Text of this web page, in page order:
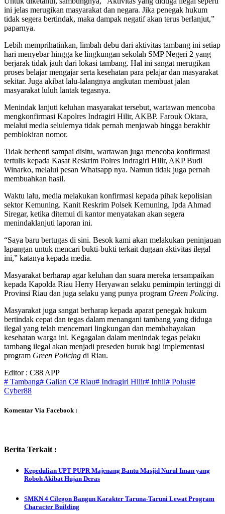
ini jelas merugikan masyarakat dan negara. Jika penegak hukum
tidak segera bertindak, maka dampak negatif akan terus berlanjut,”
paparnya.
Lebih memprihatinkan, limbah debu dari aktivitas tambang ini setiap
hari menyebar hingga ke lingkungan sekolah SMP Negeri 2 yang
berjarak tidak jauh dari lokasi tambang. Hal ini sangat merugikan
proses belajar mengajar serta kesehatan para pelajar dan masyarakat
sekitar. Juga akibat lalu-lalangnya angkutan membuat jalan
masyarakat luluh lantak tegasnya.
Menindak lanjuti keluhan masyarakat tersebut, wartawan mencoba
mengkonfirmasi Kapolres Indragiri Hilir, AKBP. Farouk Oktara,
melalui media selulernya tidak pernah menjawab hingga berakhir
pemblokiran nomor.
Tidak berhenti sampai disitu, wartawan juga mencoba konfirmasi
tertulis kepada Kasat Reskrim Polres Indragiri Hilir, AKP Budi
Winarko, melalui pesan Whatsapp nya. Namun tidak juga pernah
membuahkan hasil.
Waktu lalu, media melakukan konfirmasi kepada pihak kepolisian
sektor Kemuning. Kanit Reskrim Polsek Kemuning, Ipda Ahmad
Siregar, ketika ditemui di kantor menyatakan akan segera
menindaklanjuti laporan ini.
“Saya baru bertugas di sini. Besok kami akan melakukan peninjauan
lapangan untuk mencari bukti-bukti terkait dugaan aktivitas ilegal
ini,” katanya kepada media.
Masyarakat berharap agar keluhan dan suara mereka tersampaikan
kepada Kapolda Riau Herry Heryawan selaku pemimpin tertinggi di
Provinsi Riau dan juga selaku yang punya program Green Policing.
Masyarakat juga sangat berharap kepada aparat penegak hukum
bertindak cepat dan tegas dalam menangani tambang yang diduga
ilegal yang telah mencemari lingkungan dan membahayakan
kesehatan warga ini. Kegagalan dalam menindak tegas pelaku
tambang ilegal akan menjadi preseden buruk bagi implementasi
program Green Policing di Riau.
Editor : C88 APP
# Tambang# Galian C# Riau# Indragiri Hilir# Inhil# Polusi#
Cyber88
Komentar Via Facebook :
Berita Terkait :
Kepedulian UPT PUPR Majenang Bantu Masjid Nurul Iman yang
Roboh Akibat Hujan Deras
SMKN 4 Cilegon Bangun Karakter Taruna-Taruni Lewat Program
Character Building